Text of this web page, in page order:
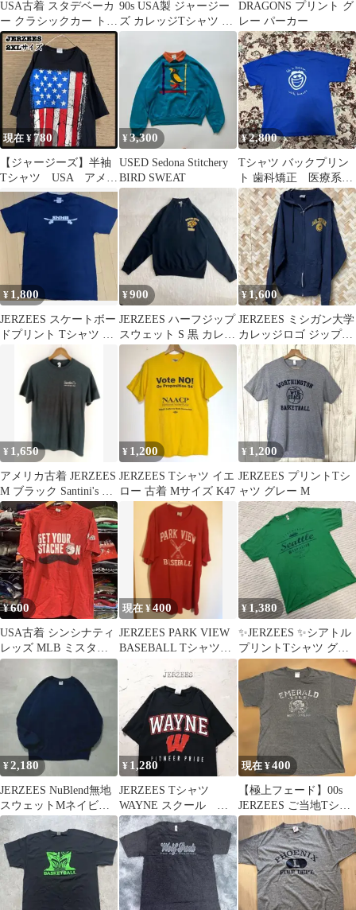
USA古着 スタデベーカ
ー クラシックカー トラ
ックＴシャツ
90s USA製 ジャージー
ズ カレッジTシャツ サ
ウスカロライナ エンブ
DRAGONS プリント グ
レー パーカー
現在 ¥780
【ジャージーズ】半袖
Tシャツ USA アメリ
カ国旗 デカプリン
ト 黒ゆるだぼ21
¥3,300
USED Sedona Stitchery
BIRD SWEAT
¥2,800
Tシャツ バックプリン
ト 歯科矯正 医療系
企業 メッセージ ロ
イヤルブルー
¥ 1,800
JERZEES スケートボー
ドプリント Tシャツ ネ
¥900
JERZEES ハーフジップ
スウェット S 黒 カレッ
ジロゴ トレーナー 虎
¥ 1,600
JERZEES ミシガン大学
カレッジロゴ ジップア
ップパーカー ネイビー
M
¥ 1,650
アメリカ古着 JERZEES
M ブラック Santini's 企
業ロゴTシャツ
¥ 1,200
JERZEES Tシャツ イエ
ロー 古着 Mサイズ K47
¥ 1,200
JERZEES プリントTシ
ャツ グレー M
¥600
USA古着 シンシナティ
レッズ MLB ミスター
レッドレッグ プリント
現在 ¥400
JERZEES PARK VIEW
BASEBALL Tシャツ
¥ 1,380
✨JERZEES ✨シアトル
プリントTシャツ グリ
ーン
¥2,180
JERZEES NuBlend無地
スウェットMネイビー
裏起毛クルーネック美
品古着
¥ 1,280
JERZEES Tシャツ
WAYNE スクール ブ
ラック
現在 ¥400
【極上フェード】00s
JERZEES ご当地Tシャ
ツ エメラルドアイラン
ド L